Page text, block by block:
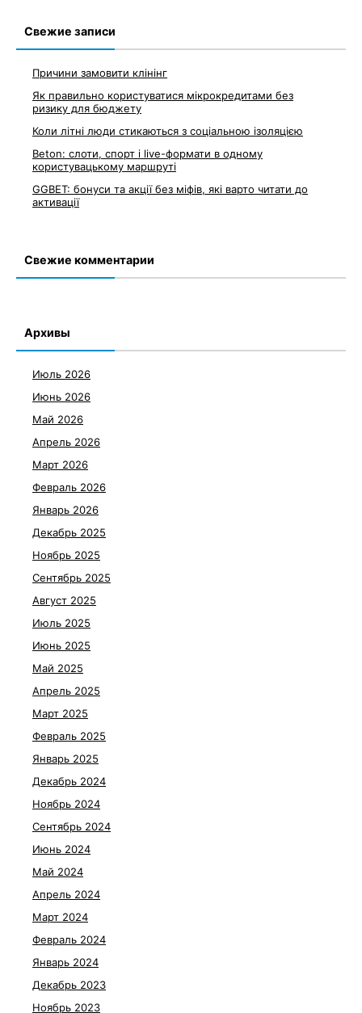
Свежие записи
Причини замовити клінінг
Як правильно користуватися мікрокредитами без
ризику для бюджету
Коли літні люди стикаються з соціальною ізоляцією
Beton: слоти, спорт і live-формати в одному
користувацькому маршруті
GGBET: бонуси та акції без міфів, які варто читати до
активації
Свежие комментарии
Архивы
Июль 2026
Июнь 2026
Май 2026
Апрель 2026
Март 2026
Февраль 2026
Январь 2026
Декабрь 2025
Ноябрь 2025
Сентябрь 2025
Август 2025
Июль 2025
Июнь 2025
Май 2025
Апрель 2025
Март 2025
Февраль 2025
Январь 2025
Декабрь 2024
Ноябрь 2024
Сентябрь 2024
Июнь 2024
Май 2024
Апрель 2024
Март 2024
Февраль 2024
Январь 2024
Декабрь 2023
Ноябрь 2023